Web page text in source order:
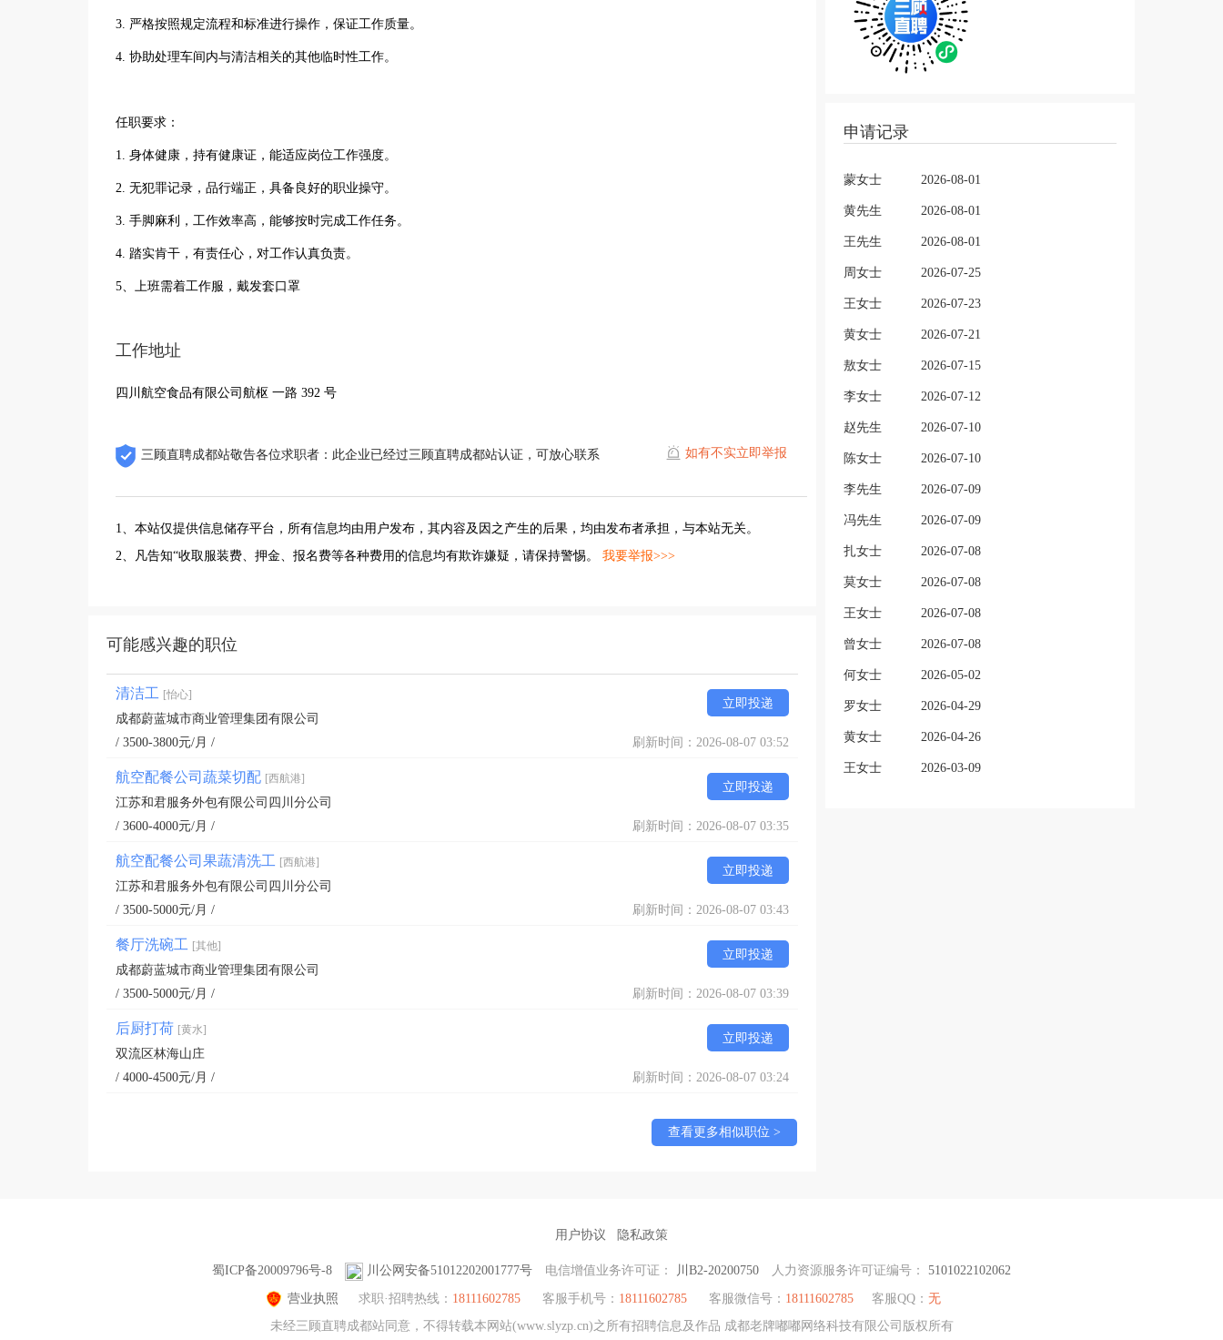
3. 严格按照规定流程和标准进行操作，保证工作质量。
4. 协助处理车间内与清洁相关的其他临时性工作。
任职要求：
1. 身体健康，持有健康证，能适应岗位工作强度。
2. 无犯罪记录，品行端正，具备良好的职业操守。
3. 手脚麻利，工作效率高，能够按时完成工作任务。
4. 踏实肯干，有责任心，对工作认真负责。
5、上班需着工作服，戴发套口罩
工作地址
四川航空食品有限公司航枢 一路 392 号
三顾直聘成都站敬告各位求职者：此企业已经过三顾直聘成都站认证，可放心联系 如有不实立即举报
1、本站仅提供信息储存平台，所有信息均由用户发布，其内容及因之产生的后果，均由发布者承担，与本站无关。
2、凡告知“收取服装费、押金、报名费等各种费用的信息均有欺诈嫌疑，请保持警惕。 我要举报>>>
可能感兴趣的职位
清洁工 [怡心]
立即投递
成都蔚蓝城市商业管理集团有限公司
/ 3500-3800元/月 /
刷新时间：2026-08-07 03:52
航空配餐公司蔬菜切配 [西航港]
立即投递
江苏和君服务外包有限公司四川分公司
/ 3600-4000元/月 /
刷新时间：2026-08-07 03:35
航空配餐公司果蔬清洗工 [西航港]
立即投递
江苏和君服务外包有限公司四川分公司
/ 3500-5000元/月 /
刷新时间：2026-08-07 03:43
餐厅洗碗工 [其他]
立即投递
成都蔚蓝城市商业管理集团有限公司
/ 3500-5000元/月 /
刷新时间：2026-08-07 03:39
后厨打荷 [黄水]
立即投递
双流区林海山庄
/ 4000-4500元/月 /
刷新时间：2026-08-07 03:24
查看更多相似职位 >
申请记录
蒙女士 2026-08-01
黄先生 2026-08-01
王先生 2026-08-01
周女士 2026-07-25
王女士 2026-07-23
黄女士 2026-07-21
敖女士 2026-07-15
李女士 2026-07-12
赵先生 2026-07-10
陈女士 2026-07-10
李先生 2026-07-09
冯先生 2026-07-09
扎女士 2026-07-08
莫女士 2026-07-08
王女士 2026-07-08
曾女士 2026-07-08
何女士 2026-05-02
罗女士 2026-04-29
黄女士 2026-04-26
王女士 2026-03-09
用户协议 隐私政策
蜀ICP备20009796号-8 川公网安备51012202001777号 电信增值业务许可证： 川B2-20200750 人力资源服务许可证编号： 5101022102062
营业执照 求职·招聘热线： 18111602785 客服手机号： 18111602785 客服微信号： 18111602785 客服QQ： 无
未经三顾直聘成都站同意，不得转载本网站(www.slyzp.cn)之所有招聘信息及作品 成都老牌嘟嘟网络科技有限公司版权所有